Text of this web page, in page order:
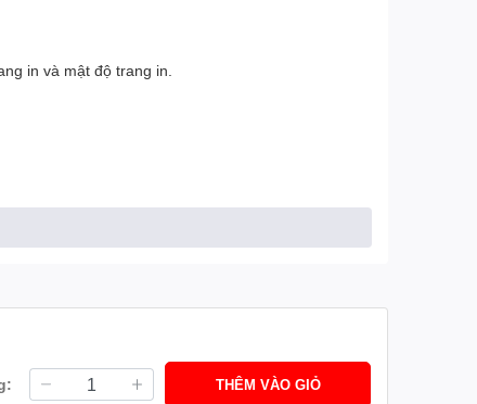
in và mật độ trang in.
THÊM VÀO GIỎ